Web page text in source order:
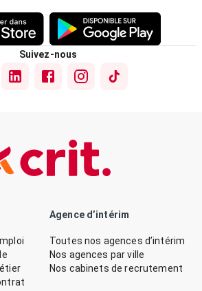
Suivez-nous
Agence d’intérim
Toutes nos agences d’intérim
Nos agences par ville
Nos cabinets de recrutement